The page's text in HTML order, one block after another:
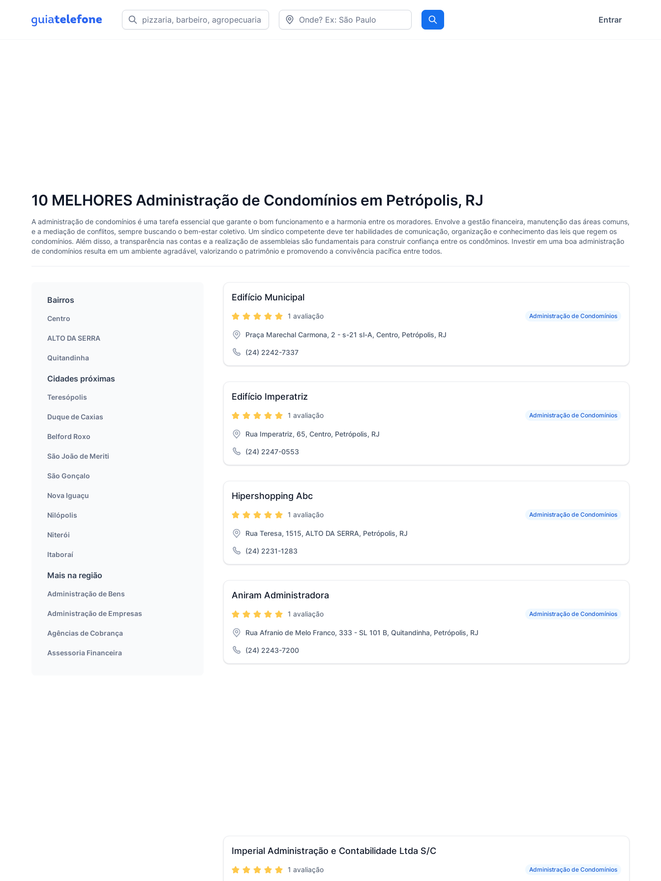
Procurar Entrar
10 MELHORES Administração de Condomínios em Petrópolis, RJ
A administração de condomínios é uma tarefa essencial que garante o bom funcionamento e a harmonia entre os moradores. Envolve a gestão financeira, manutenção das áreas comuns,
e a mediação de conflitos, sempre buscando o bem-estar coletivo. Um síndico competente deve ter habilidades de comunicação, organização e conhecimento das leis que regem os
condomínios. Além disso, a transparência nas contas e a realização de assembleias são fundamentais para construir confiança entre os condôminos. Investir em uma boa administração
de condomínios resulta em um ambiente agradável, valorizando o patrimônio e promovendo a convivência pacífica entre todos.
Edifício Municipal
Administração de Condomínios
1 avaliação
Praça Marechal Carmona, 2 - s-21 sl-A, Centro, Petrópolis, RJ
(24) 2242-7337
Edifício Imperatriz
Administração de Condomínios
1 avaliação
Rua Imperatriz, 65, Centro, Petrópolis, RJ
(24) 2247-0553
Hipershopping Abc
Administração de Condomínios
1 avaliação
Rua Teresa, 1515, ALTO DA SERRA, Petrópolis, RJ
(24) 2231-1283
Aniram Administradora
Administração de Condomínios
1 avaliação
Rua Afranio de Melo Franco, 333 - SL 101 B, Quitandinha, Petrópolis, RJ
(24) 2243-7200
Imperial Administração e Contabilidade Ltda S/C
Administração de Condomínios
1 avaliação
Bairros
Centro
ALTO DA SERRA
Quitandinha
Cidades próximas
Teresópolis
Duque de Caxias
Belford Roxo
São João de Meriti
São Gonçalo
Nova Iguaçu
Nilópolis
Niterói
Itaboraí
Mais na região
Administração de Bens
Administração de Empresas
Agências de Cobrança
Assessoria Financeira